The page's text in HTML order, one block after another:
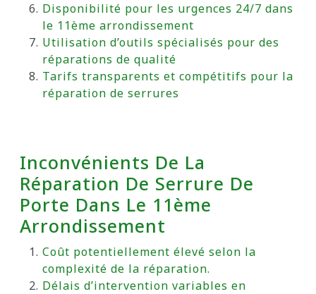
Disponibilité pour les urgences 24/7 dans
le 11ème arrondissement
Utilisation d’outils spécialisés pour des
réparations de qualité
Tarifs transparents et compétitifs pour la
réparation de serrures
Inconvénients De La
Réparation De Serrure De
Porte Dans Le 11ème
Arrondissement
Coût potentiellement élevé selon la
complexité de la réparation.
Délais d’intervention variables en